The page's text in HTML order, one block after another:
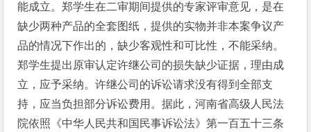
能成立。郑学生在二审期间提供的专家评审意见，是在
缺少两种产品的全套图纸，提供的实物并非本案争议产
品的情况下作出的，缺少客观性和可比性，不能采纳。
郑学生提出原审认定许继公司的损失缺少证据，理由成
立，应予采纳。许继公司的诉讼请求没有得到全部支
持，应当负担部分诉讼费用。据此，河南省高级人民法
院依照《中华人民共和国民事诉讼法》第一百五十三条